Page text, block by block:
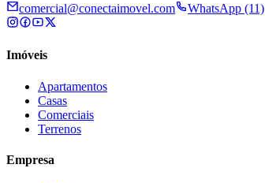
comercial@conectaimovel.com WhatsApp (11)
Imóveis
Apartamentos
Casas
Comerciais
Terrenos
Empresa